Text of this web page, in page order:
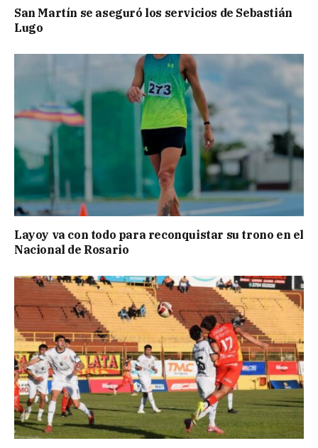
San Martín se aseguró los servicios de Sebastián
Lugo
Layoy va con todo para reconquistar su trono en el
Nacional de Rosario